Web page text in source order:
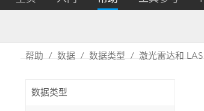
ArcGIS Enterprise
能源公用事业
帮助 数据 数据类型 激光雷达和
数据类型